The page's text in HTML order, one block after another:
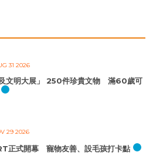
31 2026
文明大展」 250件珍貴文物 滿60歲可
29 2026
正式開幕 寵物友善、設毛孩打卡點